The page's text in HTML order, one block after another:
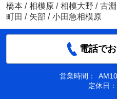
橋本 / 相模原 / 相模大野 / 古淵
町田 / 矢部 / 小田急相模原
電話で
営業時間：
定休日：